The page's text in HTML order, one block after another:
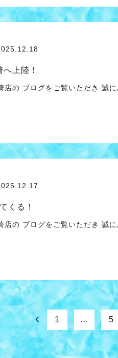
上陸！
店の ブログをご覧いただき 誠
くる！
店の ブログをご覧いただき 誠
1 … 5